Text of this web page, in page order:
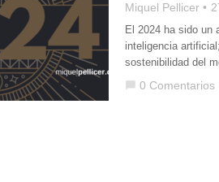
Miquel Pellicer
El 2024 ha sido un
inteligencia
sostenibilidad del
chat_bubble 0 Comentarios